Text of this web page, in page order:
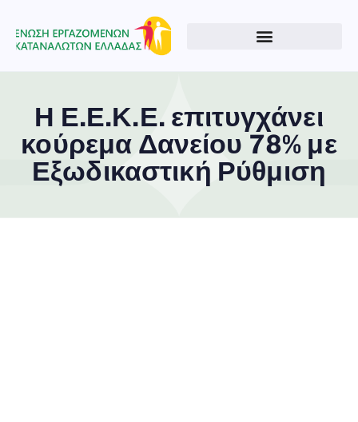
Η Ε.Ε.Κ.Ε. επιτυγχάνει
κούρεμα Δανείου 78% με
Εξωδικαστική Ρύθμιση